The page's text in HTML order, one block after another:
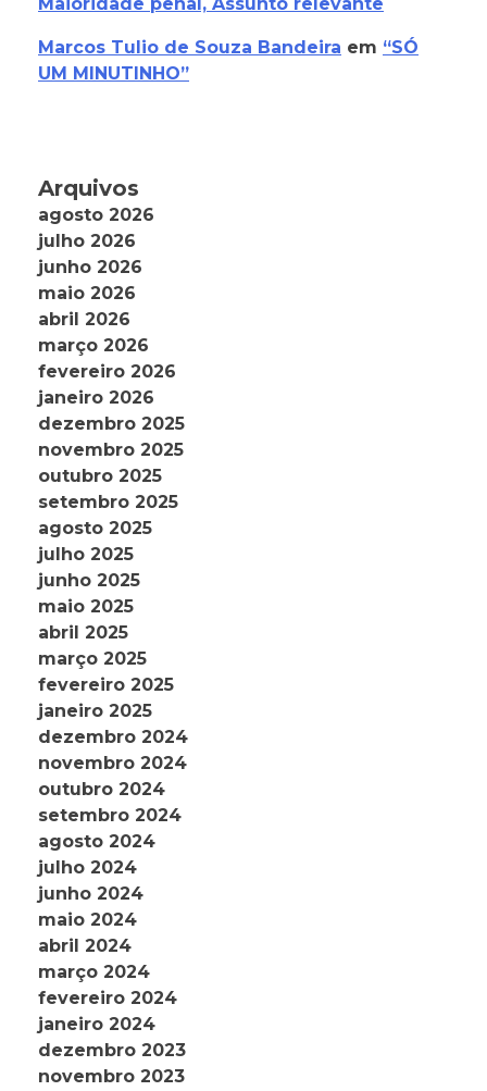
Marcos Tulio de Souza Bandeira em “SÓ
UM MINUTINHO”
Arquivos
agosto 2026
julho 2026
junho 2026
maio 2026
abril 2026
março 2026
fevereiro 2026
janeiro 2026
dezembro 2025
novembro 2025
outubro 2025
setembro 2025
agosto 2025
julho 2025
junho 2025
maio 2025
abril 2025
março 2025
fevereiro 2025
janeiro 2025
dezembro 2024
novembro 2024
outubro 2024
setembro 2024
agosto 2024
julho 2024
junho 2024
maio 2024
abril 2024
março 2024
fevereiro 2024
janeiro 2024
dezembro 2023
novembro 2023